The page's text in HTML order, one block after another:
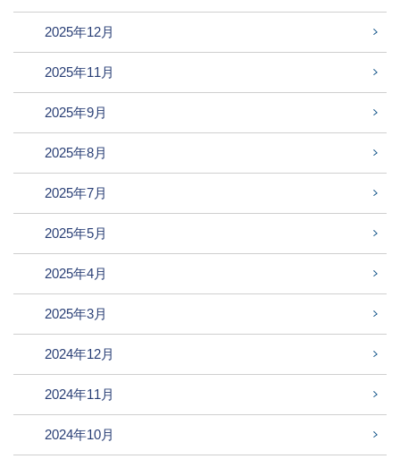
2025年12月
2025年11月
2025年9月
2025年8月
2025年7月
2025年5月
2025年4月
2025年3月
2024年12月
2024年11月
2024年10月